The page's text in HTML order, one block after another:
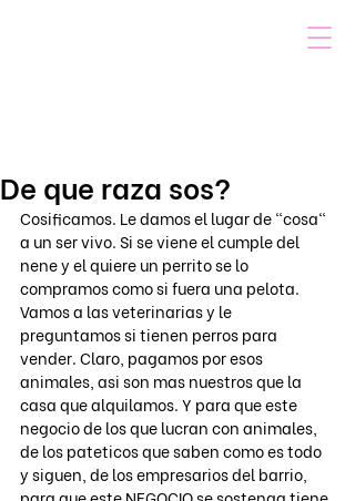
De que raza sos?
Cosificamos. Le damos el lugar de "cosa"
a un ser vivo. Si se viene el cumple del
nene y el quiere un perrito se lo
compramos como si fuera una pelota.
Vamos a las veterinarias y le
preguntamos si tienen perros para
vender. Claro, pagamos por esos
animales, asi son mas nuestros que la
casa que alquilamos. Y para que este
negocio de los que lucran con animales,
de los pateticos que saben como es todo
y siguen, de los empresarios del barrio,